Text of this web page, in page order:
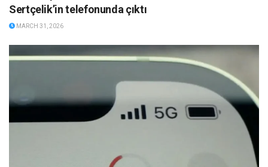
Sertçelik’in telefonunda çıktı
MARCH 31, 2026